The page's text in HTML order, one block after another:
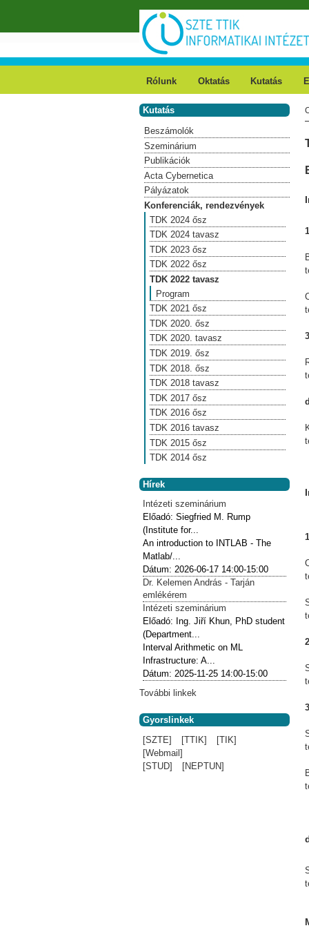
Rólunk Oktatás Kutatás
Kutatás
Beszámolók
Szeminárium
Publikációk
Acta Cybernetica
Pályázatok
Konferenciák, rendezvények
TDK 2024 ősz
TDK 2024 tavasz
TDK 2023 ősz
TDK 2022 ősz
TDK 2022 tavasz
Program
TDK 2021 ősz
TDK 2020. ősz
TDK 2020. tavasz
TDK 2019. ősz
TDK 2018. ősz
TDK 2018 tavasz
TDK 2017 ősz
TDK 2016 ősz
TDK 2016 tavasz
TDK 2015 ősz
TDK 2014 ősz
Hírek
Intézeti szeminárium
Előadó:Siegfried M. Rump
(Institute for...
An introduction to INTLAB - The
Matlab/...
Dátum: 2026-06-17 14:00-15:00
Dr. Kelemen András - Tarján
emlékérem
Intézeti szeminárium
Előadó: Ing. Jiří Khun, PhD student
(Department...
Interval Arithmetic on ML
Infrastructure: A...
Dátum: 2025-11-25 14:00-15:00
További linkek
Gyorslinkek
[SZTE]
[TTIK]
[TIK]
[Webmail]
[STUD]
[NEPTUN]